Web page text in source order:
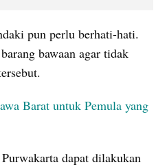
pun perlu berhati-hati.
bawaan agar tidak
Barat untuk Pemula yang
dapat dilakukan